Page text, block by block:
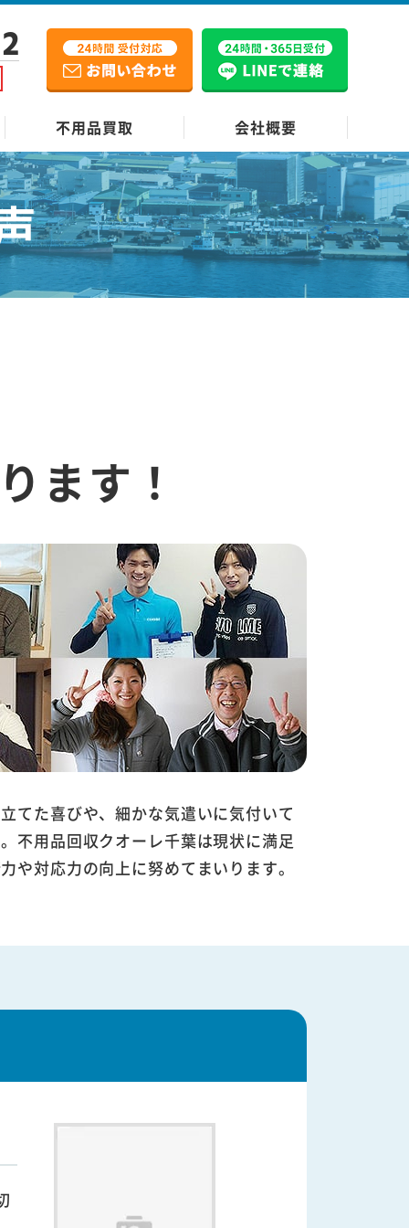
不用品買取 会社概要
ます！
てた喜びや、細かな気遣いに気付いて
不用品回収クオーレ千葉は現状に満足
対応力の向上に努めてまいります。